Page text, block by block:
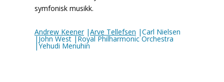
symfonisk musikk.
Andrew Keener|Arve Tellefsen |Carl Nielsen
|John West |Royal Philharmonic Orchestra
|Yehudi Menuhin